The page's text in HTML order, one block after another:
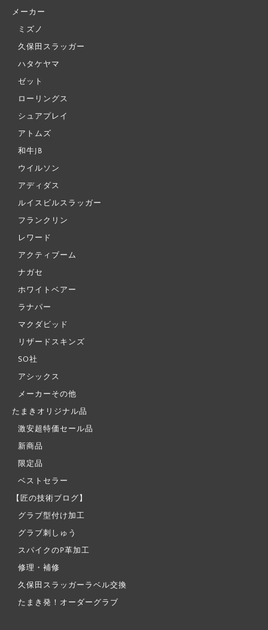
メーカー
ミズノ
久保田スラッガー
ハタケヤマ
ゼット
ローリングス
シュアプレイ
アトムズ
和牛JB
ウイルソン
アディダス
ルイスビルスラッガー
フランクリン
レワード
アクティブーム
ナガセ
ホワイトベアー
ラナパー
マクダビッド
リザードスキンズ
SO社
アシックス
メーカーその他
たまきオリジナル品
激安超特価セール品
新商品
限定品
ベストセラー
【匠の技術ブログ】
グラブ型付け加工
グラブ刺しゅう
スパイクのP革加工
修理・補修
久保田スラッガーラベル交換
たまき発！オーダーグラブ